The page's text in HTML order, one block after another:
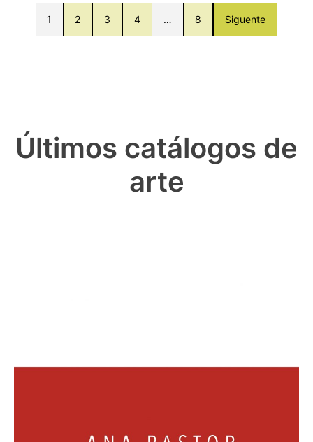
1 2 3 4 … 8 Siguente
Últimos catálogos de
arte